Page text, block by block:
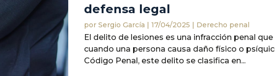
defensa legal
porSergio García |17/04/2025 Derecho penal
El delito de lesiones es una infracción penal
cuando una persona causa daño físico o
Código Penal, este delito se clasifica en...